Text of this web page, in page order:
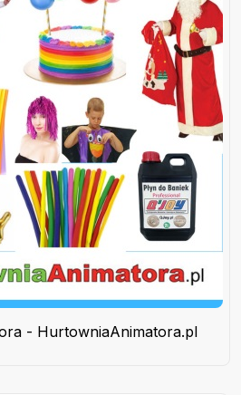
- HurtowniaAnimatora.pl